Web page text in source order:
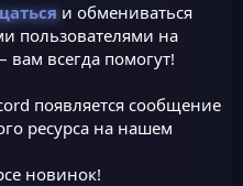
и обмениваться
пользователями на
всегда помогут!
появляется сообщение
ресурса на нашем
новинок!